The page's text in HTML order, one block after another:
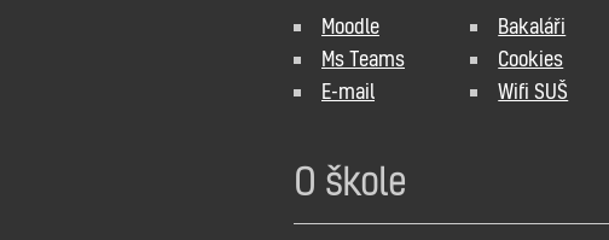
Moodle
Ms Teams
E-mail
Bakaláři
Cookies
Wifi SUŠ
O škole